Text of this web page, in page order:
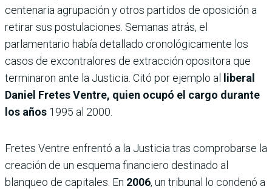
centenaria agrupación y otros partidos de oposición a
retirar sus postulaciones. Semanas atrás, el
parlamentario había detallado cronológicamente los
casos de excontralores de extracción opositora que
terminaron ante la Justicia. Citó por ejemplo al liberal
Daniel Fretes Ventre, quien ocupó el cargo durante
los años 1995 al 2000.
Fretes Ventre enfrentó a la Justicia tras comprobarse la
creación de un esquema financiero destinado al
blanqueo de capitales. En 2006, un tribunal lo condenó a